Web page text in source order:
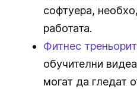
софтуера,
работата.
Фитнес
обучителни
могат да гледат